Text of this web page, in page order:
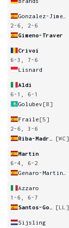
2-6, 2-6
Gimeno-Traver
Crivoi
6-3, 7-6
Lisnard
Aldi
6-1, 6-1
Golubev [8]
Fraile [5]
2-6, 3-6
[WC]
Martin
6-4, 6-2
Azzaro
1-6, 6-7
[LL]
Sijsling